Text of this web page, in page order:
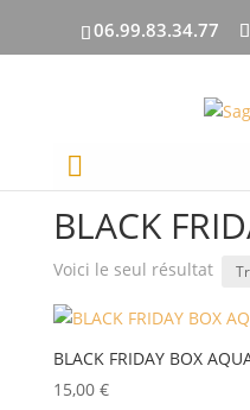
06.99.83.34.77
Accueil
BLACK
Voici le seul résultat
BLACK FRIDAY BOX
15,00 €